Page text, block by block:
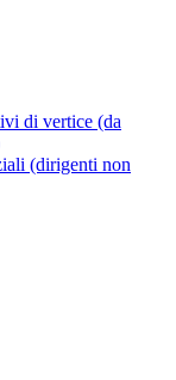
di vertice (da
(dirigenti non